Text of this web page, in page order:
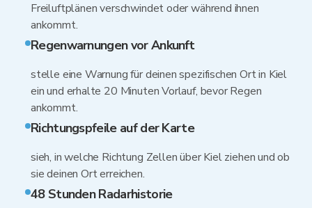
Freiluftplänen verschwindet oder während ihnen
ankommt.
Regenwarnungen vor Ankunft
stelle eine Warnung für deinen spezifischen Ort in Kiel
ein und erhalte 20 Minuten Vorlauf, bevor Regen
ankommt.
Richtungspfeile auf der Karte
sieh, in welche Richtung Zellen über Kiel ziehen und ob
sie deinen Ort erreichen.
48 Stunden Radarhistorie